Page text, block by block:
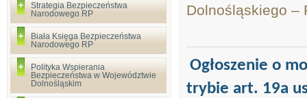
Strategia Bezpieczeństwa
Narodowego RP
Biała Księga Bezpieczeństwa
Narodowego RP
Polityka Wspierania
Bezpieczeństwa w Województwie
Dolnośląskim
Dolnośląskiego –
Ogłoszenie o
trybie art. 19a